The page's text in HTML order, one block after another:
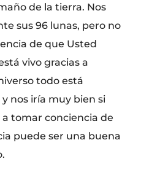
de la tierra. Nos
sus 96 lunas, pero no
de que Usted
vivo gracias a
todo está
nos iría muy bien si
tomar conciencia de
puede ser una buena